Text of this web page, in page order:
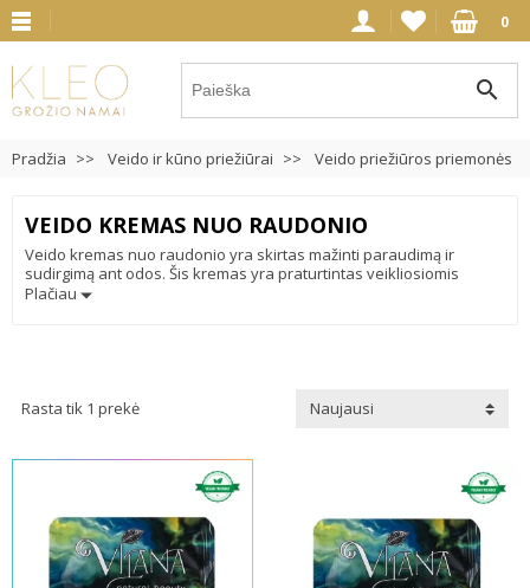
0
search
Pradžia Veido ir kūno priežiūrai Veido priežiūros priemonės
VEIDO KREMAS NUO RAUDONIO
Veido kremas nuo raudonio yra skirtas mažinti paraudimą ir
sudirgimą ant odos. Šis kremas yra praturtintas veikliosiomis
medžiagomis, kurios padeda nuraminti odą, mažinti uždegimą bei
Plačiau
Rasta tik 1 prekė Naujausi